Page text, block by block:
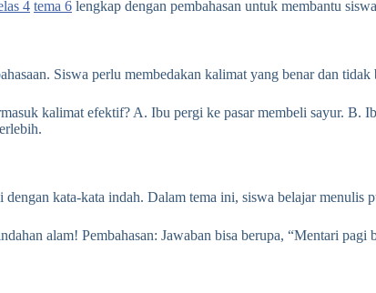
4 tema 6 lengkap dengan pembahasan untuk membantu
Siswa perlu membedakan kalimat yang benar dan tidak
kalimat efektif? A. Ibu pergi ke pasar membeli sayur. B.
kata-kata indah. Dalam tema ini, siswa belajar menulis
alam! Pembahasan: Jawaban bisa berupa, “Mentari